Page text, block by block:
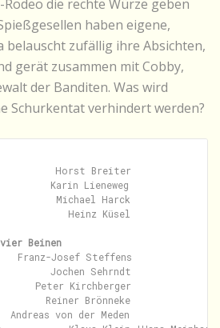
die rechte Würze geben
haben eigene,
belauscht zufällig ihre Absichten,
gerät zusammen mit Cobby,
der Banditen. Was wird
Schurkentat verhindert werden?
Horst Breiter
Karin Lieneweg
Michael Harck
Heinz Küsel
Beinen
Franz-Josef Steffens
Jochen Sehrndt
Peter Kirchberger
Reiner Brönneke
von der Meden